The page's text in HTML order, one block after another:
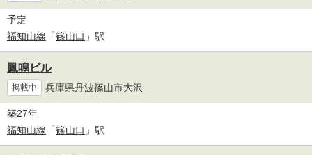
予定
福知山線 「篠山口 」駅
鳳鳴ビル
掲載中 兵庫県丹波篠山市大沢
築27年
福知山線 「篠山口 」駅